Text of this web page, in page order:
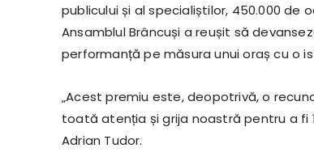
publicului și al specialiștilor, 450.000
Ansamblul Brâncuși a reușit să
performanță pe măsura unui oraș cu o
„Acest premiu este, deopotrivă, o
toată atenția și grija noastră pentru a fi
Adrian Tudor.